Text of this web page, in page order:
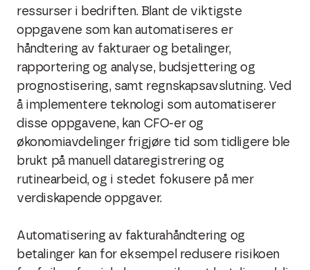
ressurser i bedriften. Blant de viktigste
oppgavene som kan automatiseres er
håndtering av fakturaer og betalinger,
rapportering og analyse, budsjettering og
prognostisering, samt regnskapsavslutning. Ved
å implementere teknologi som automatiserer
disse oppgavene, kan CFO-er og
økonomiavdelinger frigjøre tid som tidligere ble
brukt på manuell dataregistrering og
rutinearbeid, og i stedet fokusere på mer
verdiskapende oppgaver.
Automatisering av fakturahåndtering og
betalinger kan for eksempel redusere risikoen